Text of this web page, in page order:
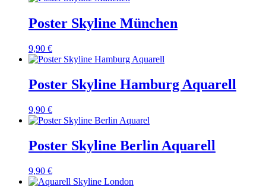
Poster Skyline München
9,90 €
Poster Skyline Hamburg Aquarell
9,90 €
Poster Skyline Berlin Aquarell
9,90 €